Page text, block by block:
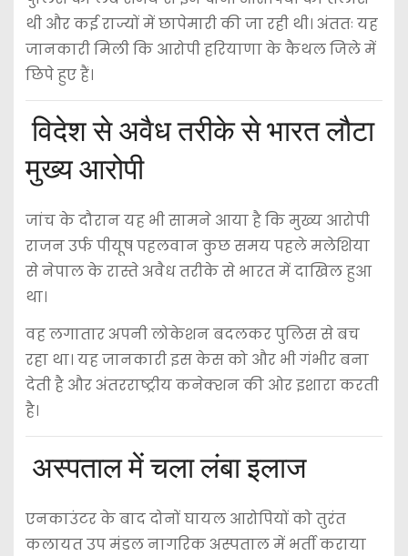
थी और कई राज्यों में छापेमारी की जा रही थी। अंततः यह
जानकारी मिली कि आरोपी हरियाणा के कैथल जिले में
छिपे हुए हैं।
विदेश से अवैध तरीके से भारत लौटा
मुख्य आरोपी
जांच के दौरान यह भी सामने आया है कि मुख्य आरोपी
राजन उर्फ पीयूष पहलवान कुछ समय पहले मलेशिया
से नेपाल के रास्ते अवैध तरीके से भारत में दाखिल हुआ
था।
वह लगातार अपनी लोकेशन बदलकर पुलिस से बच
रहा था। यह जानकारी इस केस को और भी गंभीर बना
देती है और अंतरराष्ट्रीय कनेक्शन की ओर इशारा करती
है।
अस्पताल में चला लंबा इलाज
एनकाउंटर के बाद दोनों घायल आरोपियों को तुरंत
कलायत उप मंडल नागरिक अस्पतालमें भर्ती कराया